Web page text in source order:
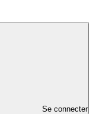
Se connecter